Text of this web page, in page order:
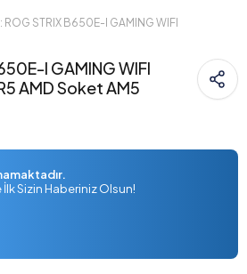
ROG STRIX B650E-I GAMING WIFI
I GAMING WIFI
AMD Soket AM5
Sizin Haberiniz Olsun!